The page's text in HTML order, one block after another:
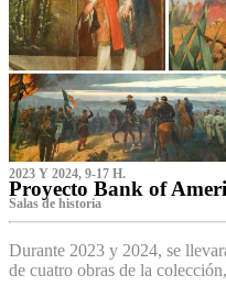
2023 Y 2024, 9-17 H.
Proyecto Bank of
S‌alas de historia
Durante 2023 y 2024, se
de cuatro obras de la